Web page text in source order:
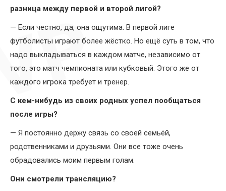
разница между первой и второй лигой?
— Если честно, да, она ощутима. В первой лиге
футболисты играют более жёстко. Но ещё суть в том, что
надо выкладываться в каждом матче, независимо от
того, это матч чемпионата или кубковый. Этого же от
каждого игрока требует и тренер.
С кем-нибудь из своих родных успел пообщаться
после игры?
— Я постоянно держу связь со своей семьёй,
родственниками и друзьями. Они все тоже очень
обрадовались моим первым голам.
Они смотрели трансляцию?